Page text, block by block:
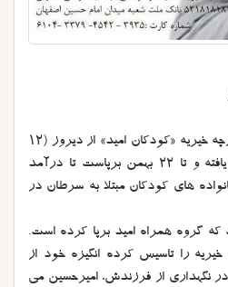
اصفهان امروز: نمایشگاه و بازارچه خیریه «کودکان امید» از دیروز (12
بهمن) در باغ غدیر گشایش یافته و تا 22 بهمن برپاست تا درآمد
های کودکان مبتلا به سرطان در
که گروه همراه امید برپا کرده است.
را تاسیس کرده انگیزه خود از
نگهداری از فرزندش، امیرحسین می